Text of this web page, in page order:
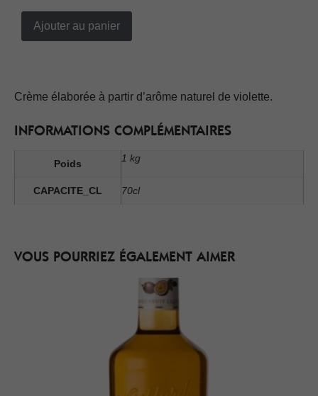
Ajouter au panier
Crème élaborée à partir d’arôme naturel de violette.
INFORMATIONS COMPLÉMENTAIRES
Poids 1 kg
CAPACITE_CL 70cl
VOUS POURRIEZ ÉGALEMENT AIMER